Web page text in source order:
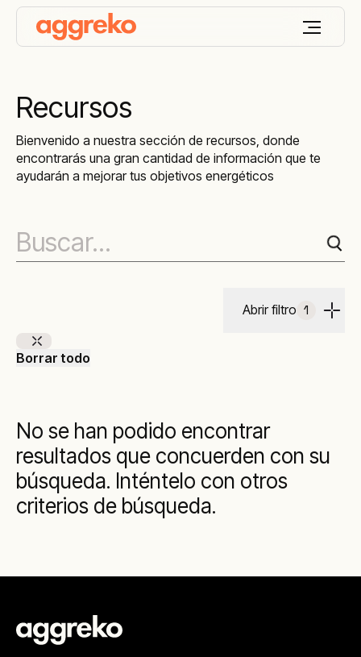
Recursos
Bienvenido a nuestra sección de recursos, donde
encontrarás una gran cantidad de información que te
ayudarán a mejorar tus objetivos energéticos
Borrar todo
Abrir filtro 1
No se han podido encontrar
resultados que concuerden con su
búsqueda. Inténtelo con otros
criterios de búsqueda.